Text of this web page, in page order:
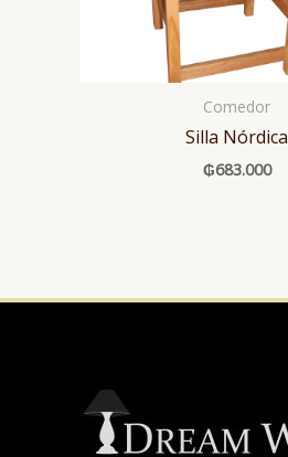
Comedor
Silla Nórdica
₲683.000